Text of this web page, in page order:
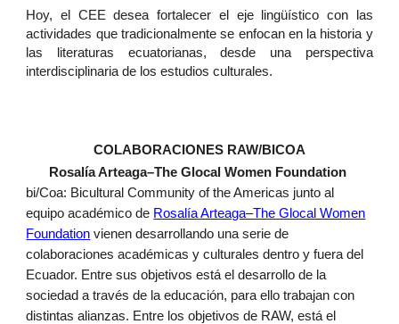
Hoy, el CEE desea fortalecer el eje lingüístico con las
actividades que tradicionalmente se enfocan en la historia y
las literaturas ecuatorianas, desde una perspectiva
interdisciplinaria de los estudios culturales.
COLABORACIONES RAW/BICOA
Rosalía Arteaga–The Glocal Women Foundation
bi/Coa: Bicultural Community of the Americas junto al
equipo académico de Rosalía Arteaga–The Glocal Women
Foundation vienen desarrollando una serie de
colaboraciones académicas y culturales dentro y fuera del
Ecuador. Entre sus objetivos está el desarrollo de la
sociedad a través de la educación, para ello trabajan con
distintas alianzas. Entre los objetivos de RAW, está el